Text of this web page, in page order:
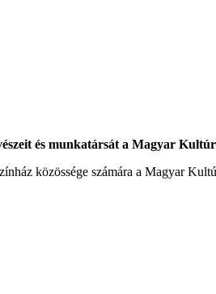
és munkatársát a Magyar
közössége számára a Magyar